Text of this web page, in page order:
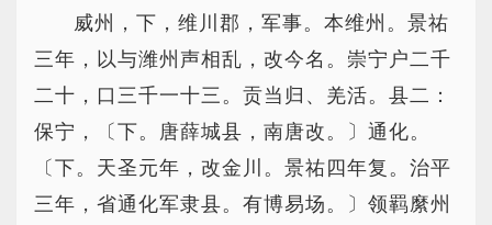
威州，下，维川郡，军事。本维州。景祐
三年，以与潍州声相乱，改今名。崇宁户二千
二十，口三千一十三。贡当归、羌活。县二：
保宁，〔下。唐薛城县，南唐改。〕通化。
〔下。天圣元年，改金川。景祐四年复。治平
三年，省通化军隶县。有博易场。〕领羁縻州